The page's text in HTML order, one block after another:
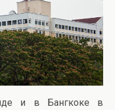
и в Бангкоке в